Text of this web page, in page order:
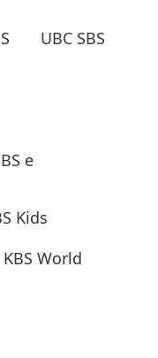
UBC SBS
e
Kids
KBS World